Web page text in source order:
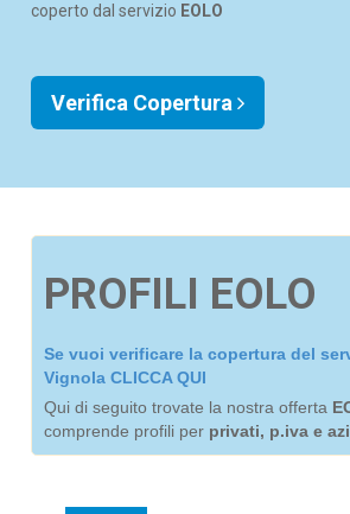
coperto dal servizio EOLO
Verifica Copertura
PROFILI EOLO
Se vuoi verificare la copertura del
Vignola CLICCA QUI
Qui di seguito trovate la nostra offerta
comprende profili per privati, p.iva e